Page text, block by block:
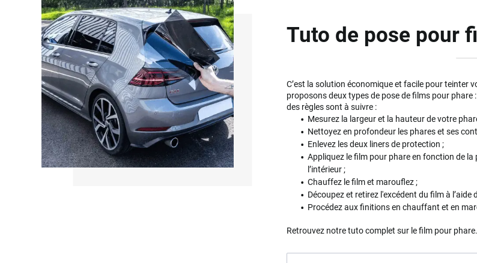
Tuto de pose pour
C’est la solution économique et facile pour teinter
proposons deux types de pose de films pour phare
des règles sont à suivre :
Mesurez la largeur et la hauteur de votre
Nettoyez en profondeur les phares et ses
Enlevez les deux liners de protection ;
Appliquez le film pour phare en fonction de
l’intérieur ;
Chauffez le film et marouflez ;
Découpez et retirez l'excédent du film à l’aide
Procédez aux finitions en chauffant et en
Retrouvez notre tuto complet sur le film pour phare.